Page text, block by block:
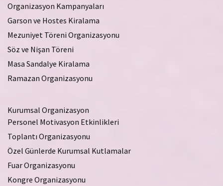
Organizasyon Kampanyaları
Garson ve Hostes Kiralama
Mezuniyet Töreni Organizasyonu
Söz ve Nişan Töreni
Masa Sandalye Kiralama
Ramazan Organizasyonu
Kurumsal Organizasyon
Personel Motivasyon Etkinlikleri
Toplantı Organizasyonu
Özel Günlerde Kurumsal Kutlamalar
Fuar Organizasyonu
Kongre Organizasyonu